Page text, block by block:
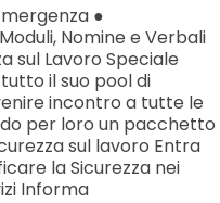
●
Nomine e Verbali
sul Lavoro Speciale
tutto il suo pool di
incontro a tutte le
per loro un pacchetto
sul lavoro Entra
la Sicurezza nei
Informa